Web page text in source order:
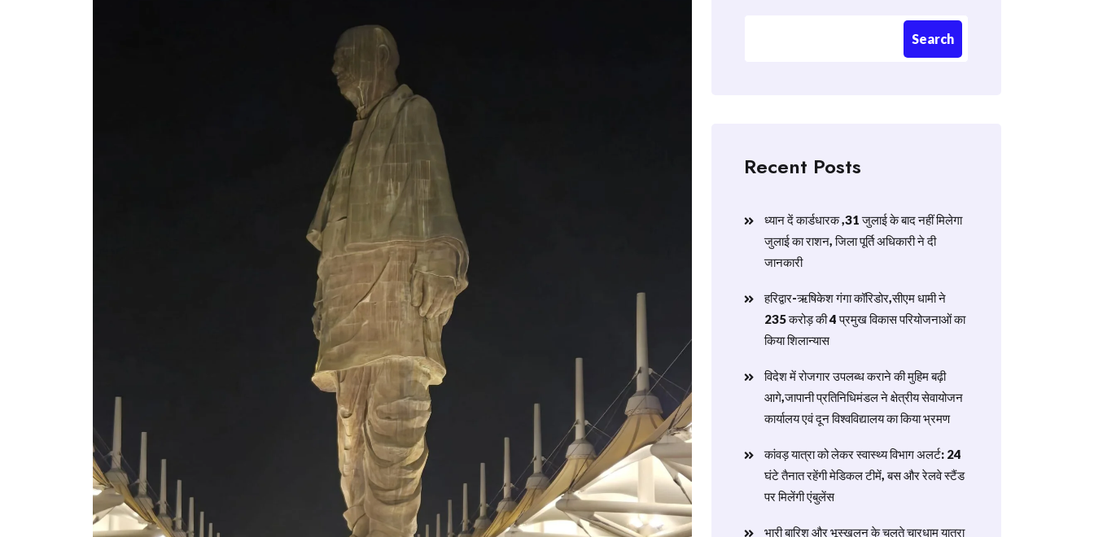
Search
Recent Posts
ध्यान दें कार्डधारक ,31 जुलाई के बाद नहीं मिलेगा
जुलाई का राशन, जिला पूर्ति अधिकारी ने दी
जानकारी
हरिद्वार-ऋषिकेश गंगा कॉरिडोर,सीएम धामी ने
235 करोड़ की 4 प्रमुख विकास परियोजनाओं का
किया शिलान्यास
विदेश में रोजगार उपलब्ध कराने की मुहिम बढ़ी
आगे,जापानी प्रतिनिधिमंडल ने क्षेत्रीय सेवायोजन
कार्यालय एवं दून विश्वविद्यालय का किया भ्रमण
​कांवड़ यात्रा को लेकर स्वास्थ्य विभाग अलर्ट: 24
घंटे तैनात रहेंगी मेडिकल टीमें, बस और रेलवे स्टैंड
पर मिलेंगी एंबुलेंस
​भारी बारिश और भूस्खलन के चलते चारधाम यात्रा